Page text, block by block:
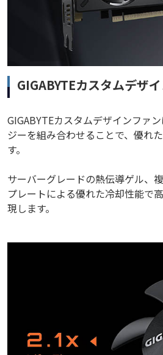
GIGABYTEカスタムデザ
GIGABYTEカスタムデザインファ
ジーを組み合わせることで、優れ
す。
サーバーグレードの熱伝導ゲル、
プレートによる優れた冷却性能で
現します。